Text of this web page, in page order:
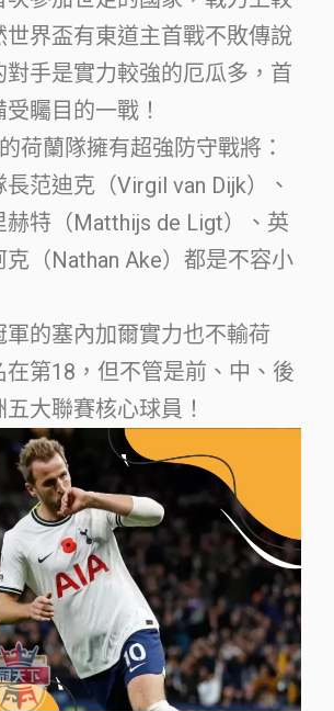
世界盃有東道主首戰不敗傳說
手是實力較強的厄瓜多，首
矚目的一戰！
荷蘭隊擁有超強防守戰將：
范迪克（Virgil van Dijk）、
赫特（Matthijs de Ligt）、英
（Nathan Ake）都是不容小
軍的塞內加爾實力也不輸荷
在第18，但不管是前、中、後
大聯賽核心球員！